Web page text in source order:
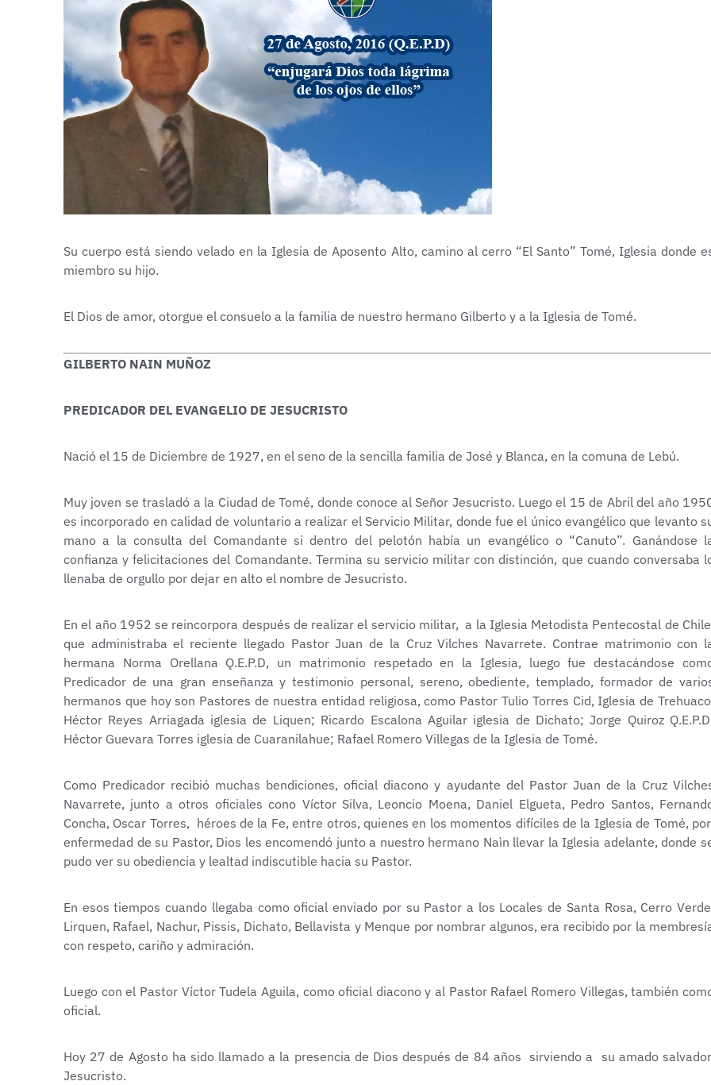
Su cuerpo está siendo velado en la Iglesia de Aposento Alto, camino al cerro “El Santo” Tomé, Iglesia donde
miembro su hijo.
El Dios de amor, otorgue el consuelo a la familia de nuestro hermano Gilberto y a la Iglesia de Tomé.
GILBERTO NAIN MUÑOZ
PREDICADOR DEL EVANGELIO DE JESUCRISTO
Nació el 15 de Diciembre de 1927, en el seno de la sencilla familia de José y Blanca, en la comuna de Lebú.
Muy joven se trasladó a la Ciudad de Tomé, donde conoce al Señor Jesucristo. Luego el 15 de Abril del año
es incorporado en calidad de voluntario a realizar el Servicio Militar, donde fue el único evangélico que levanto
mano a la consulta del Comandante si dentro del pelotón había un evangélico o “Canuto”. Ganándose
confianza y felicitaciones del Comandante. Termina su servicio militar con distinción, que cuando conversaba
llenaba de orgullo por dejar en alto el nombre de Jesucristo.
En el año 1952 se reincorpora después de realizar el servicio militar, a la Iglesia Metodista Pentecostal de
que administraba el reciente llegado Pastor Juan de la Cruz Vilches Navarrete. Contrae matrimonio con
hermana Norma Orellana Q.E.P.D, un matrimonio respetado en la Iglesia, luego fue destacándose
Predicador de una gran enseñanza y testimonio personal, sereno, obediente, templado, formador de
hermanos que hoy son Pastores de nuestra entidad religiosa, como Pastor Tulio Torres Cid, Iglesia de
Héctor Reyes Arriagada iglesia de Liquen; Ricardo Escalona Aguilar iglesia de Dichato; Jorge Quiroz
Héctor Guevara Torres iglesia de Cuaranilahue; Rafael Romero Villegas de la Iglesia de Tomé.
Como Predicador recibió muchas bendiciones, oficial diacono y ayudante del Pastor Juan de la Cruz
Navarrete, junto a otros oficiales cono Víctor Silva, Leoncio Moena, Daniel Elgueta, Pedro Santos,
Concha, Oscar Torres, héroes de la Fe, entre otros, quienes en los momentos difíciles de la Iglesia de Tomé,
enfermedad de su Pastor, Dios les encomendó junto a nuestro hermano Naìn llevar la Iglesia adelante, donde
pudo ver su obediencia y lealtad indiscutible hacia su Pastor.
En esos tiempos cuando llegaba como oficial enviado por su Pastor a los Locales de Santa Rosa, Cerro
Lirquen, Rafael, Nachur, Pissis, Dichato, Bellavista y Menque por nombrar algunos, era recibido por la
con respeto, cariño y admiración.
Luego con el Pastor Víctor Tudela Aguila, como oficial diacono y al Pastor Rafael Romero Villegas, también
oficial.
Hoy 27 de Agosto ha sido llamado a la presencia de Dios después de 84 años sirviendo a su amado
Jesucristo.